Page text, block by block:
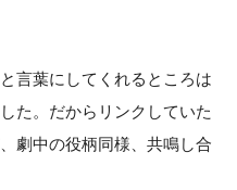
言葉にしてくれるところは
た。だからリンクしていた
劇中の役柄同様、共鳴し合